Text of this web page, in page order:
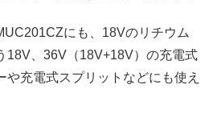
にも、18Vのリチウム
18V、36V（18V+18V）の充電式
や充電式スプリットなどにも使え